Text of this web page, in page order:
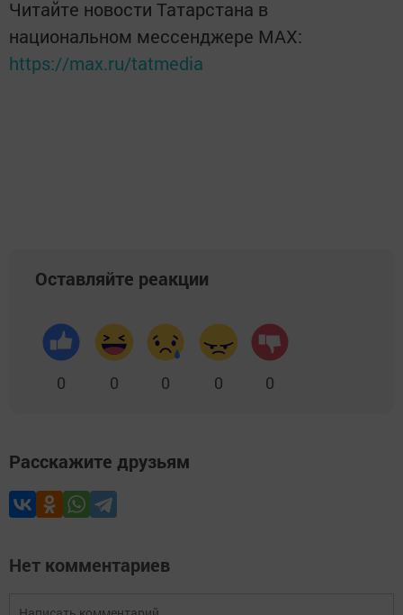
Читайте новости Татарстана в
национальном мессенджере MАХ:
https://max.ru/tatmedia
Оставляйте реакции
0 0 0 0 0
Расскажите друзьям
Нет комментариев